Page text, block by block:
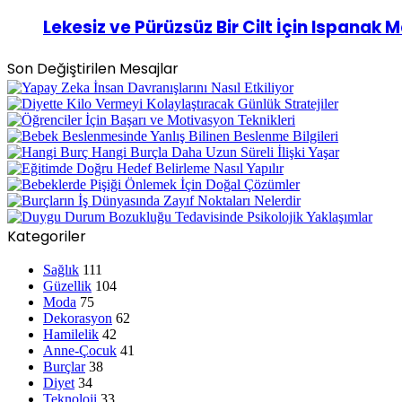
Lekesiz ve Pürüzsüz Bir Cilt İçin Ispanak
Son Değiştirilen Mesajlar
Kategoriler
Sağlık 111
Güzellik 104
Moda 75
Dekorasyon 62
Hamilelik 42
Anne-Çocuk 41
Burçlar 38
Diyet 34
Teknoloji 33